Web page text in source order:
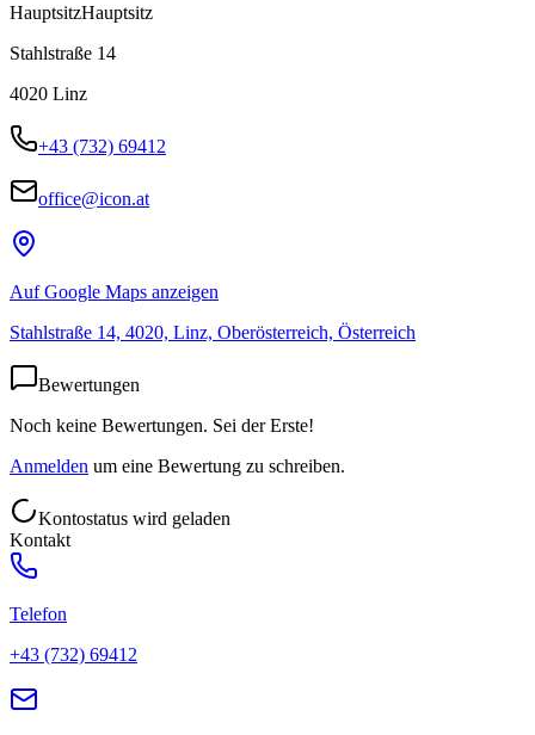
HauptsitzHauptsitz
Stahlstraße 14
4020 Linz
+43 (732) 69412
office@icon.at
Auf Google Maps anzeigen
Stahlstraße 14, 4020, Linz, Oberösterreich, Österreich
Bewertungen
Noch keine Bewertungen. Sei der Erste!
Anmelden um eine Bewertung zu schreiben.
Kontostatus wird geladen
Kontakt
Telefon
+43 (732) 69412